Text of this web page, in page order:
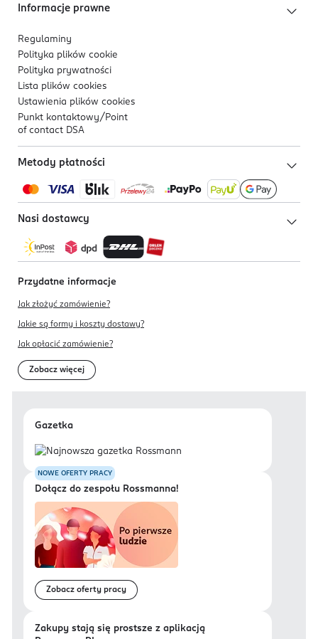
Informacje prawne
Regulaminy
Polityka plików cookie
Polityka prywatności
Lista plików cookies
Ustawienia plików cookies
Punkt kontaktowy/ Point
of contact DSA
Metody płatności
Nasi dostawcy
Przydatne informacje
Jak złożyć zamówienie?
Jakie są formy i koszty dostawy?
Jak opłacić zamówienie?
Zobacz więcej
Gazetka
NOWE OFERTY PRACY
Dołącz do zespołu Rossmanna!
Zobacz oferty pracy
Zakupy stają się prostsze z aplikacją